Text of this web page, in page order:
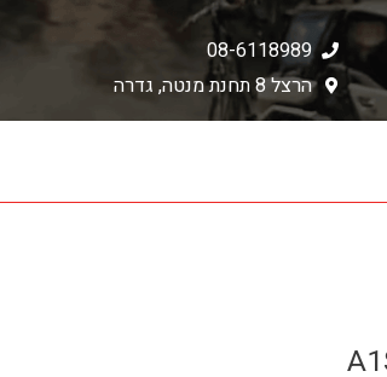
08-6118989
הרצל 8 תחנת מנטה, גדרה